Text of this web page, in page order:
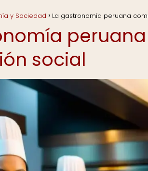
y Sociedad La gastronomía peruana
social